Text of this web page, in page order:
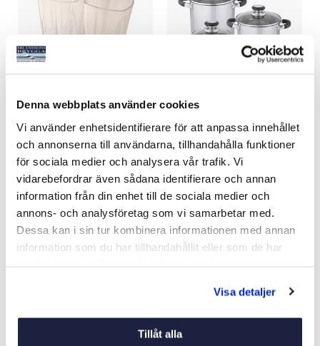
Denna webbplats använder cookies
Vi använder enhetsidentifierare för att anpassa innehållet
och annonserna till användarna, tillhandahålla funktioner
för sociala medier och analysera vår trafik. Vi
vidarebefordrar även sådana identifierare och annan
information från din enhet till de sociala medier och
annons- och analysföretag som vi samarbetar med.
Dessa kan i sin tur kombinera informationen med annan
information som du har tillhandahållit eller som de har
Visa detaljer
Tillåt alla
OCEAN GLAS 120MM 4P
225 kr
Köp
KASTRULLSET 3DELAR
759 kr
Köp